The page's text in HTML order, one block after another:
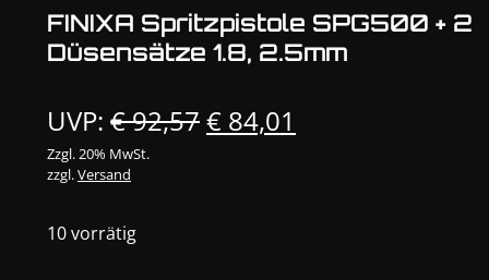
FINIXA Spritzpistole SPG500 + 2
Düsensätze 1.8, 2.5mm
UVP: €92,57Ursprünglicher
€ 84,01
Zzgl. 20% MwSt.
zzgl.Versand
10 vorrätig